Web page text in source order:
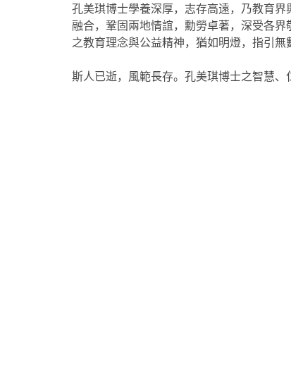
孔美琪博士學養深厚，志存高遠，乃教育
融合，鞏固兩地情誼，勳勞卓著，深受各
之教育理念與公益精神，猶如明燈，指引無
斯人已逝，風範長存。孔美琪博士之智慧